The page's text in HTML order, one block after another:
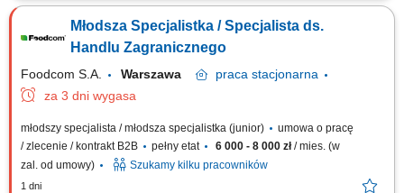
rozwijanie długofalowych relacji biznesowych. Analizowanie potrzeb
przedsiębiorstw i przygotowywanie dopasowanych rozwiązań.
Młodsza Specjalistka / Specjalista ds.
Handlu Zagranicznego
Foodcom S.A. Warszawa praca stacjonarna
za 3 dni wygasa
młodszy specjalista / młodsza specjalistka (junior)
umowa o pracę
/ zlecenie / kontrakt B2B
pełny etat 6 000 - 8 000 zł/ mies. (w
zal. od umowy)
Szukamy kilku pracowników
1 dni